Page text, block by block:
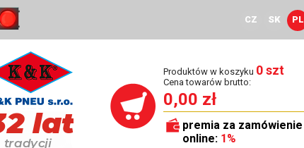
CZ SK PL
Produktów w koszyku 0 szt
Cena towarów brutto:
0,00 zł
premia za zamówienie
online: 1%